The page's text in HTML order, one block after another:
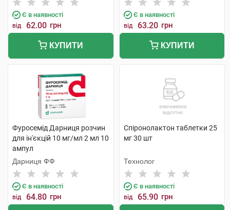
Є в наявності
від 62.00 грн
КУПИТИ
Є в наявності
від 63.20 грн
КУПИТИ
Фуросемід Дарниця розчин
для ін'єкцій 10 мг/мл 2 мл 10
ампул
Дарниця ФФ
Є в наявності
від 64.80 грн
Спіронолактон таблетки 25
мг 30 шт
Технолог
Є в наявності
від 65.90 грн